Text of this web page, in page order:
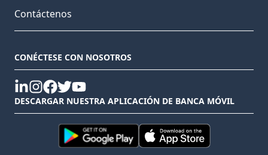
Contáctenos
CONÉCTESE CON NOSOTROS
linkedin
instagram
facebook
twitteryoutube
DESCARGAR NUESTRA APLICACIÓN DE BANCA MÓVIL